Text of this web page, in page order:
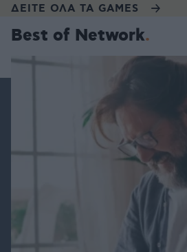
ΔΕΙΤΕ ΟΛΑ ΤΑ GAMES
Best of Network